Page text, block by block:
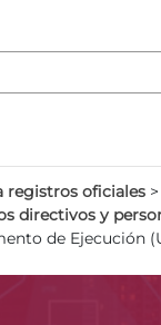
registros oficiales >
directivos y
de Ejecución